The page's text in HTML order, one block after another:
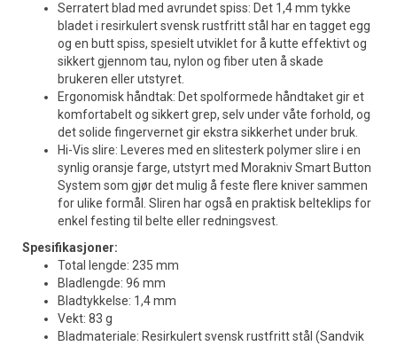
Serratert blad med avrundet spiss: Det 1,4 mm tykke
bladet i resirkulert svensk rustfritt stål har en tagget egg
og en butt spiss, spesielt utviklet for å kutte effektivt og
sikkert gjennom tau, nylon og fiber uten å skade
brukeren eller utstyret.
Ergonomisk håndtak: Det spolformede håndtaket gir et
komfortabelt og sikkert grep, selv under våte forhold, og
det solide fingervernet gir ekstra sikkerhet under bruk.
Hi-Vis slire: Leveres med en slitesterk polymer slire i en
synlig oransje farge, utstyrt med Morakniv Smart Button
System som gjør det mulig å feste flere kniver sammen
for ulike formål. Sliren har også en praktisk belteklips for
enkel festing til belte eller redningsvest.
Spesifikasjoner:
Total lengde: 235 mm
Bladlengde: 96 mm
Bladtykkelse: 1,4 mm
Vekt: 83 g
Bladmateriale: Resirkulert svensk rustfritt stål (Sandvik